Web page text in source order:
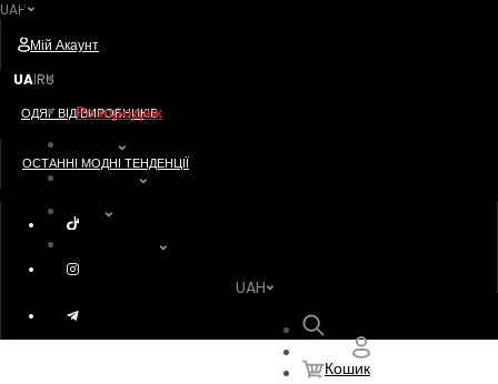
UAH
Мій Акаунт
UA|RU
ОДЯГ ВІД ВИРОБНИКІВ
ОСТАННІ МОДНІ ТЕНДЕНЦІЇ
Postavshik
Розпродаж
Діти
UAH
Кошик